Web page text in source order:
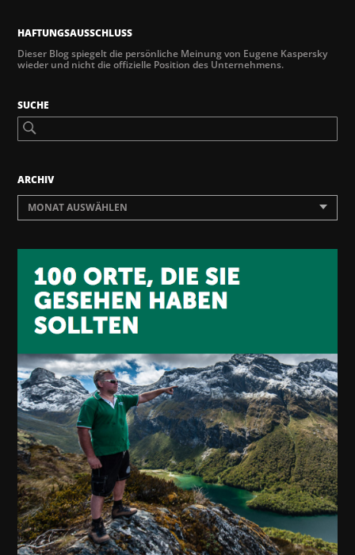
HAFTUNGSAUSSCHLUSS
Dieser Blog spiegelt die persönliche Meinung von Eugene Kaspersky
wieder und nicht die offizielle Position des Unternehmens.
SUCHE
ARCHIV
MONAT AUSWÄHLEN